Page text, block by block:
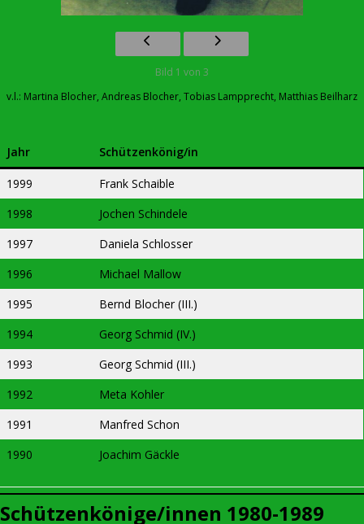
Bild 1 von 3
v.l.: Martina Blocher, Andreas Blocher, Tobias Lampprecht, Matthias Beilharz
Jahr Schützenkönig/in
1999
Frank Schaible
1998
Jochen Schindele
1997
Daniela Schlosser
1996
Michael Mallow
1995
Bernd Blocher (III.)
1994
Georg Schmid (IV.)
1993
Georg Schmid (III.)
1992
Meta Kohler
1991
Manfred Schon
1990
Joachim Gäckle
Schützenkönige/innen 1980-1989